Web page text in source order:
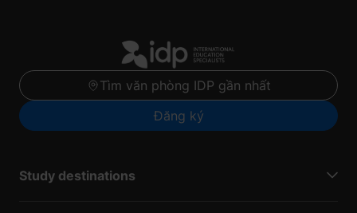
Tìm văn phòng IDP gần nhất
Đăng ký
Study destinations